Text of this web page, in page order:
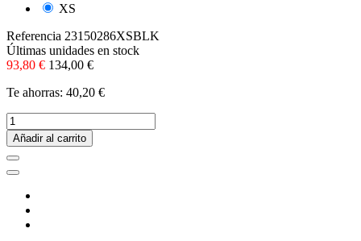
XS
Referencia 23150286XSBLK
Últimas unidades en stock
93,80 € 134,00 €
Te ahorras: 40,20 €
Añadir al carrito